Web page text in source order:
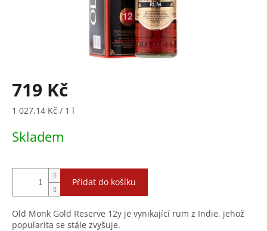
719 Kč
Měrná
1 027,14 Kč / 1 l
Skladem
Přidat do košíku
Old Monk Gold Reserve 12y je vynikající rum z Indie, jehož
popularita se stále zvyšuje.